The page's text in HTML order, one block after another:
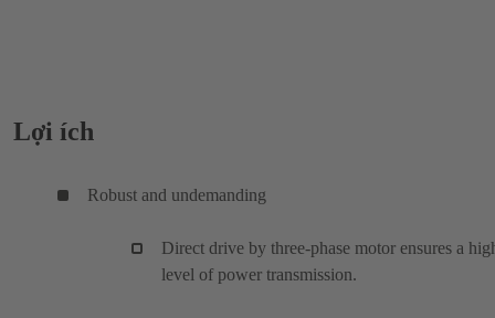
Lợi ích
Robust and undemanding
Direct drive by three-phase motor ensures a
level of power transmission.